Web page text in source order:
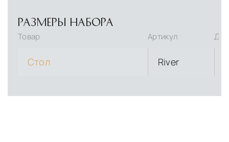
РАЗМЕРЫ НАБОРА
Товар Артикул
Стол River